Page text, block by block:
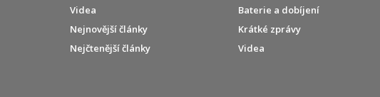
Videa
Nejnovější články
Nejčtenější články
Baterie a dobíjení
Krátké zprávy
Videa